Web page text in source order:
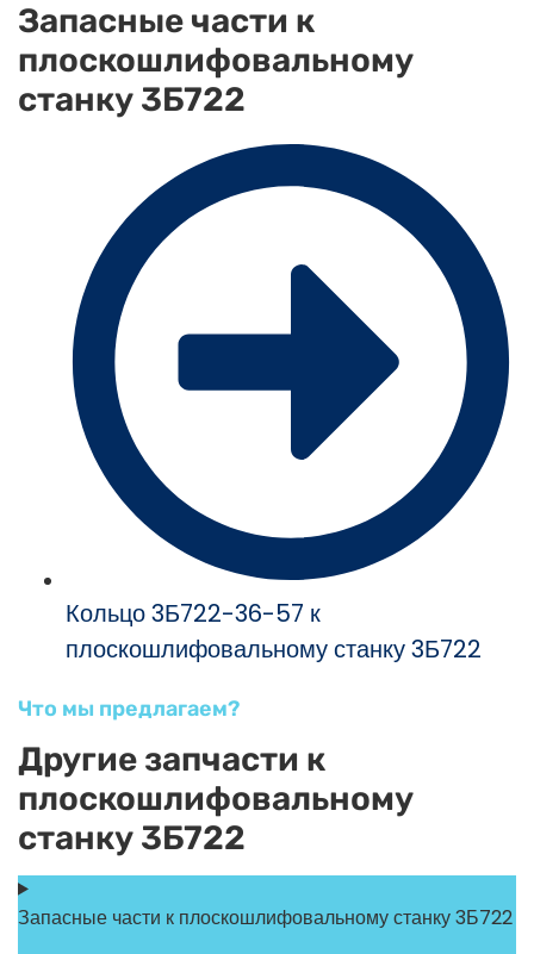
Запасные части к
плоскошлифовальному
станку 3Б722
Кольцо 3Б722-36-57 к
плоскошлифовальному станку 3Б722
Что мы предлагаем?
Другие запчасти к
плоскошлифовальному
станку 3Б722
Запасные части к плоскошлифовальному станку 3Б722